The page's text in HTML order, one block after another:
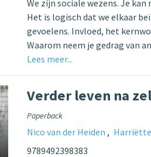
We zijn sociale wezens. Je
Het is logisch dat we elkaar
gevoelens. Invloed, het
Waarom neem je gedrag van
Lees meer...
Verder leven na
Paperback
Nico van der Heiden
9789492398383